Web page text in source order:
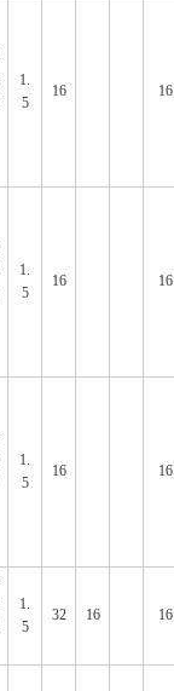
1.
5
16 16
1.
5
16 16
1.
5
16 16
1.
5
32 16 16